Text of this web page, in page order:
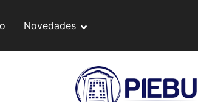
Novedades